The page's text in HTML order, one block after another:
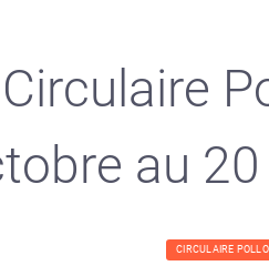
Circulaire
au
CIRCULAIRE